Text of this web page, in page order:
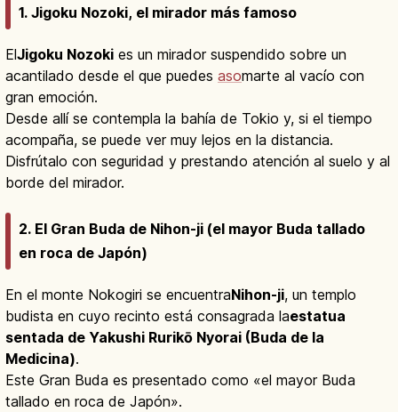
1. Jigoku Nozoki, el mirador más famoso
ElJigoku Nozoki es un mirador suspendido sobre un
acantilado desde el que puedes asomarte al vacío con
gran emoción.
Desde allí se contempla la bahía de Tokio y, si el tiempo
acompaña, se puede ver muy lejos en la distancia.
Disfrútalo con seguridad y prestando atención al suelo y al
borde del mirador.
2. El Gran Buda de Nihon-ji (el mayor Buda tallado
en roca de Japón)
En el monte Nokogiri se encuentraNihon-ji, un templo
budista en cuyo recinto está consagrada laestatua
sentada de Yakushi Rurikō Nyorai (Buda de la
Medicina).
Este Gran Buda es presentado como «el mayor Buda
tallado en roca de Japón».